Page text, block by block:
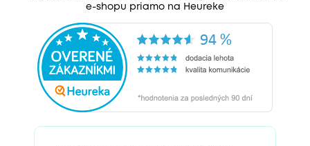
e-shopu priamo na Heureke